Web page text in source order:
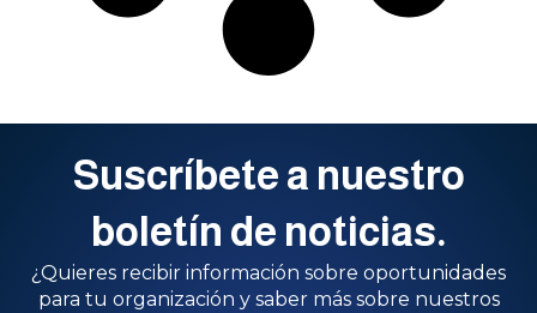
Suscríbete a nuestro
boletín de noticias.
¿Quieres recibir información sobre oportunidades
para tu organización y saber más sobre nuestros